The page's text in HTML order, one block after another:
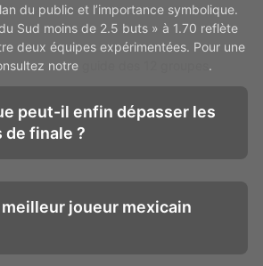
du public et l’importance symbolique.
Sud moins de 2.5 buts » à 1.70 reflète
deux équipes expérimentées. Pour une
notre
.
peut-il enfin dépasser les
de finale ?
joueur mexicain